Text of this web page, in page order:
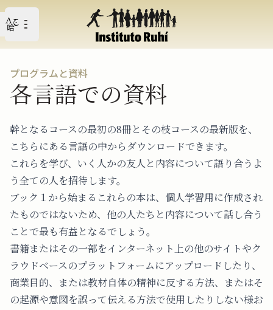
メイン・メニューを開く
Open user menu
プログラムと資料
各言語での資料
幹となるコースの最初の8冊とその枝コースの最新版を、
こちらにある言語の中からダウンロードできます。
これらを学び、いく人かの友人と内容について語り合うよ
う全ての人を招待します。
ブック１から始まるこれらの本は、個人学習用に作成され
たものではないため、他の人たちと内容について話し合う
ことで最も有益となるでしょう。
書籍またはその一部をインターネット上の他のサイトやク
ラウドベースのプラットフォームにアップロードしたり、
商業目的、または教材自体の精神に反する方法、またはそ
の起源や意図を誤って伝える方法で使用したりしない様お